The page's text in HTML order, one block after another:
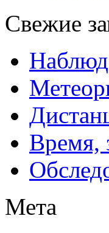
Свежие
Время,
Мета